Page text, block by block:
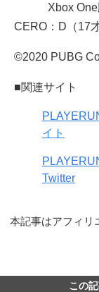
Xbox One版
CERO：D（17
©2020 PUBG
■関連サイト
イト
Twitter
本記事はアフィリ
この